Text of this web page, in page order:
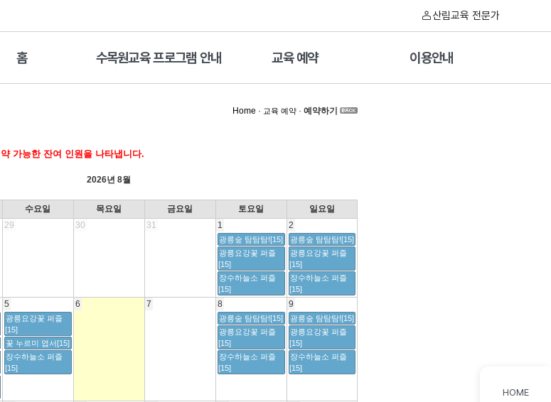
산림교육 전문가
홈 수목원교육 프로그램 안내 교육 예약 이용안내
Home · 교육 예약· 예약하기
가능한 잔여 인원을 나타냅니다.
2026년 8월
수요일 목요일 금요일 토요일
일요일
29 30 31 1 2
5 6 7 8 9
광릉숲 탐탐탐![15]
광릉숲 탐탐탐![15]
광릉요강꽃 퍼즐
[15]
광릉요강꽃 퍼즐
[15]
장수하늘소 퍼즐
[15]
장수하늘소 퍼즐
[15]
광릉요강꽃 퍼즐
[15]
광릉숲 탐탐탐![15] 광릉숲 탐탐탐![15]
꽃 누르미 엽서[15]
광릉요강꽃 퍼즐
[15]
광릉요강꽃 퍼즐
[15]
장수하늘소 퍼즐
[15]
장수하늘소 퍼즐
[15]
장수하늘소 퍼즐
[15]
HOME